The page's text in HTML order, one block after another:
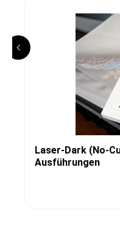
Laser-Dark (No-
Ausführungen